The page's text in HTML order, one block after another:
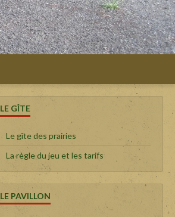
LE GÎTE
Le gîte des prairies
La règle du jeu et les tarifs
LE PAVILLON